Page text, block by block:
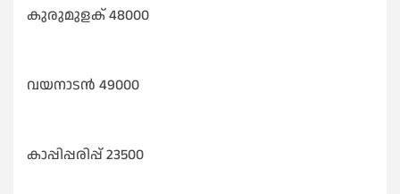
കുരുമുളക് 48000
വയനാടൻ 49000
കാപ്പിപ്പരിപ്പ് 23500